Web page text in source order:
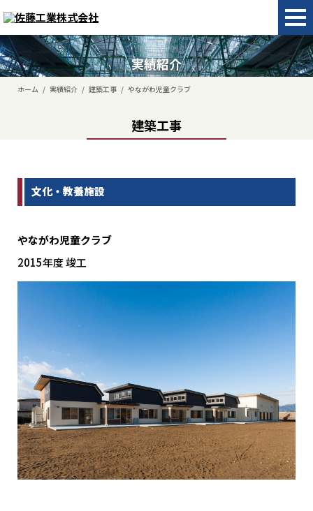
実績紹介
ホーム / 実績紹介 / 建築工事 / やながわ児童クラブ
建築工事
文化・教養施設
やながわ児童クラブ
2015年度 竣工